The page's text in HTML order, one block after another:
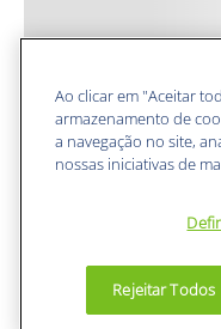
Ao clicar em "Aceitar
armazenamento de
a navegação no site,
nossas iniciativas de
Rejeitar Todos